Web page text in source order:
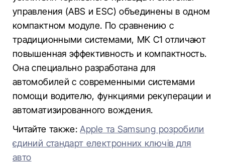
управления (ABS и ESC) объединены в одном
компактном модуле. По сравнению с
традиционными системами, MK C1 отличают
повышенная эффективность и компактность.
Она специально разработана для
автомобилей с современными системами
помощи водителю, функциями рекуперации и
автоматизированного вождения.
Читайте также:Apple та Samsung розробили
єдиний стандарт електронних ключів для
авто